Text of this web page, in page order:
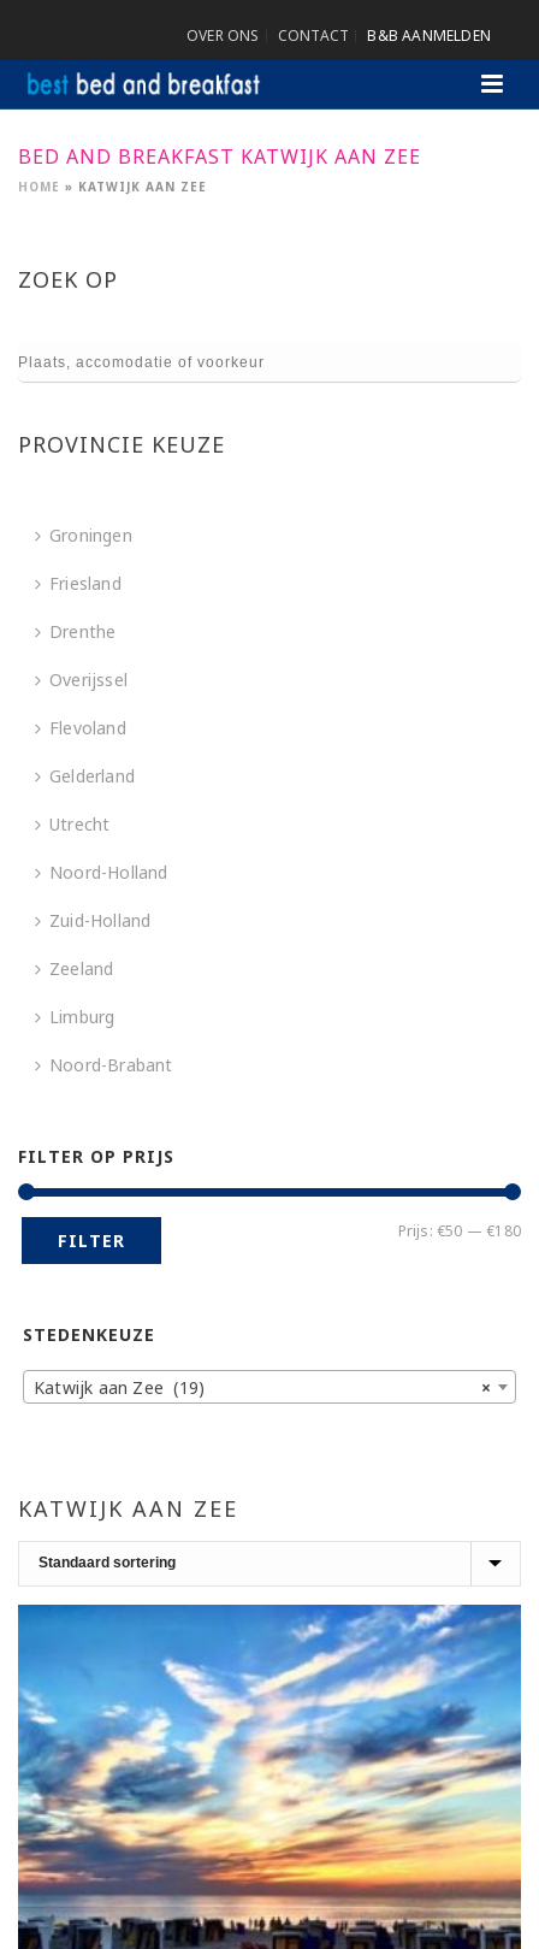
OVER ONS CONTACT B&B AANMELDEN
BED AND BREAKFAST KATWIJK AAN ZEE
HOME » KATWIJK AAN ZEE
KATWIJK AAN ZEE
ZOEK OP
PROVINCIE KEUZE
Groningen
Friesland
Drenthe
Overijssel
Flevoland
Gelderland
Utrecht
Noord-Holland
Zuid-Holland
Zeeland
Limburg
Noord-Brabant
FILTER OP PRIJS
FILTER Prijs: €50 —€180
STEDENKEUZE
×
Katwijk aan Zee (19)